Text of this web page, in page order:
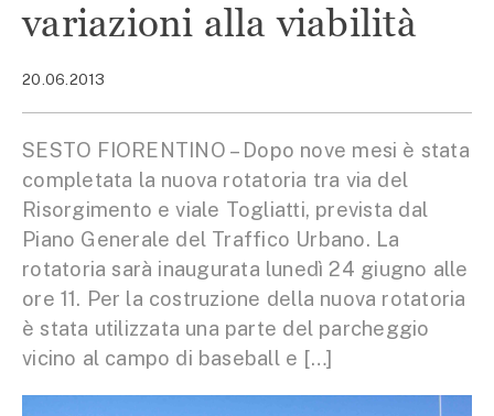
variazioni alla viabilità
20.06.2013
SESTO FIORENTINO – Dopo nove mesi è stata
completata la nuova rotatoria tra via del
Risorgimento e viale Togliatti, prevista dal
Piano Generale del Traffico Urbano. La
rotatoria sarà inaugurata lunedì 24 giugno alle
ore 11. Per la costruzione della nuova rotatoria
è stata utilizzata una parte del parcheggio
vicino al campo di baseball e […]